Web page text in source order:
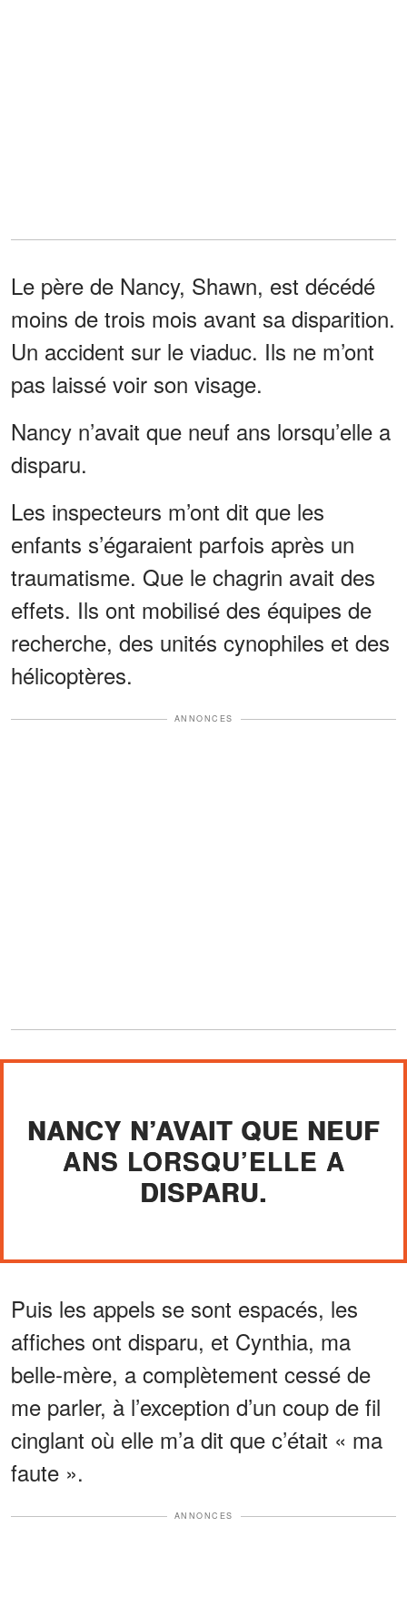
Le père de Nancy, Shawn, est décédé
moins de trois mois avant sa disparition.
Un accident sur le viaduc. Ils ne m’ont
pas laissé voir son visage.
Nancy n’avait que neuf ans lorsqu’elle a
disparu.
Les inspecteurs m’ont dit que les
enfants s’égaraient parfois après un
traumatisme. Que le chagrin avait des
effets. Ils ont mobilisé des équipes de
recherche, des unités cynophiles et des
hélicoptères.
ANNONCES
NANCY N’AVAIT QUE NEUF
ANS LORSQU’ELLE A
DISPARU.
Puis les appels se sont espacés, les
affiches ont disparu, et Cynthia, ma
belle-mère, a complètement cessé de
me parler, à l’exception d’un coup de fil
cinglant où elle m’a dit que c’était « ma
faute ».
ANNONCES